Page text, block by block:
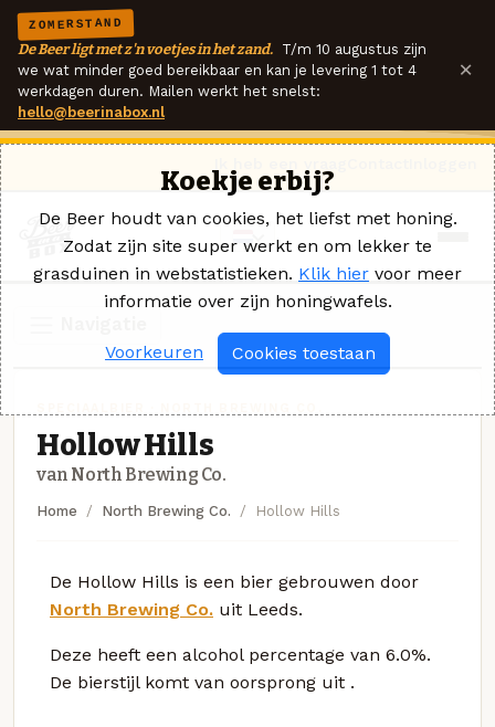
ZOMERSTAND
De Beer ligt met z'n voetjes in het zand. T/m 10 augustus zijn
we wat minder goed bereikbaar en kan je levering 1 tot 4
werkdagen duren. Mailen werkt het snelst:
hello@beerinabox.nl
×
Hollow Hills
van North Brewing Co.
Home North Brewing Co. Hollow Hills
De Hollow Hills is een bier gebrouwen door
North Brewing Co. uit Leeds.
Deze heeft een alcohol percentage van 6.0%.
De bierstijl komt van oorsprong uit .
Koekje erbij?
De Beer houdt van cookies, het liefst met honing.
Zodat zijn site super werkt en om lekker te
grasduinen in webstatistieken. Klik hier voor meer
informatie over zijn honingwafels.
Voorkeuren Cookies toestaan